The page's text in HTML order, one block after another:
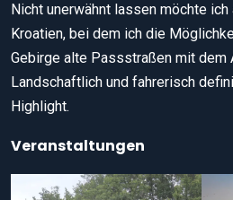
Nicht unerwähnt lassen möchte ich
Kroatien, bei dem ich die
Gebirge alte Passstraßen mit dem
Landschaftlich und fahrerisch
Highlight.
Veranstaltungen